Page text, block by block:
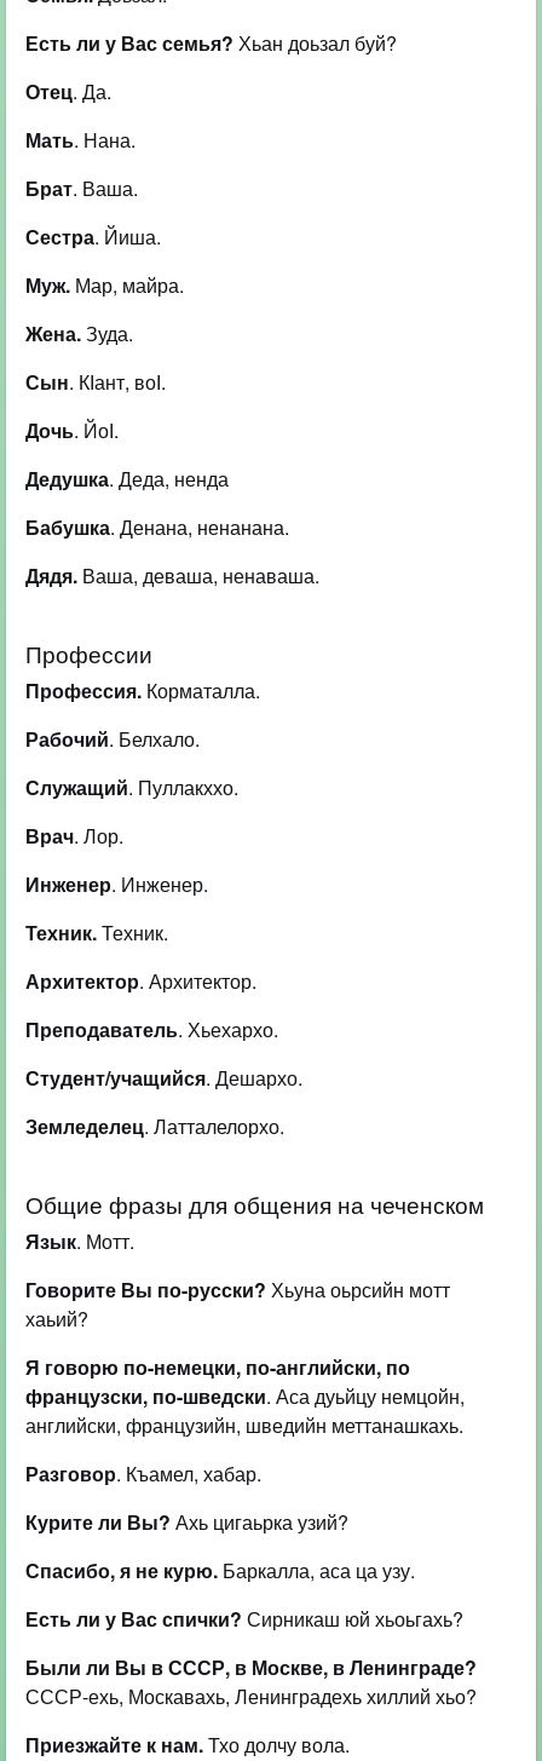
Есть ли у Вас семья? Хьан доьзал буй?
Отец. Да.
Мать. Нана.
Брат. Ваша.
Сестра. Йиша.
Муж. Мар, майра.
Жена.Зуда.
Сын. КІант, воІ.
Дочь. ЙоІ.
Дедушка. Деда, ненда
Бабушка. Денана, ненанана.
Дядя. Ваша, деваша, ненаваша.
Профессии
Профессия. Корматалла.
Рабочий. Белхало.
Служащий. Пуллакххо.
Врач. Лор.
Инженер. Инженер.
Техник.Техник.
Архитектор. Архитектор.
Преподаватель. Хьехархо.
Студент/учащийся. Дешархо.
Земледелец. Латталелорхо.
Общие фразы для общения на чеченском
Язык. Мотт.
Говорите Вы по-русски? Хьуна оьрсийн мотт
хаьий?
Я говорю по-немецки, по-английски, по
французски, по-шведски. Аса дуьйцу немцойн,
английски, французийн, шведийн меттанашкахь.
Разговор. Къамел, хабар.
Курите ли Вы? Ахь цигаьрка узий?
Спасибо, я не курю. Баркалла, аса ца узу.
Есть ли у Вас спички? Сирникаш юй хьоьгахь?
Были ли Вы в СССР, в Москве, в Ленинграде?
СССР-ехь, Москавахь, Ленинградехь хиллий хьо?
Приезжайте к нам.Тхо долчу вола.